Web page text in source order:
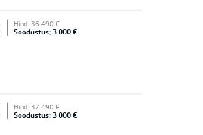
Hind: 36 490 €
Soodustus: 3 000 €
Hind: 37 490 €
Soodustus: 3 000 €